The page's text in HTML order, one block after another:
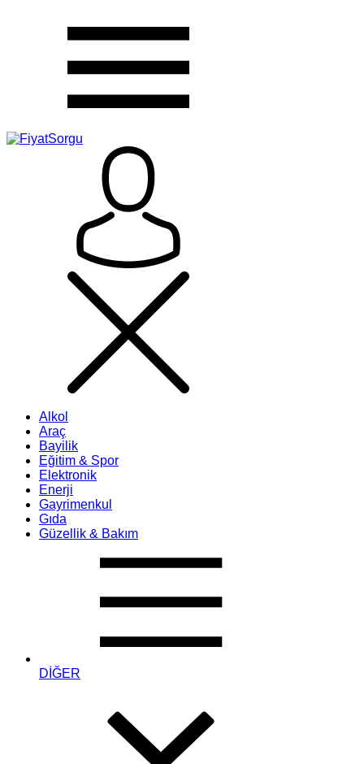
Alkol
Araç
Bayilik
Eğitim & Spor
Elektronik
Enerji
Gayrimenkul
Gıda
Güzellik & Bakım
DİĞER